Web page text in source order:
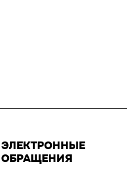
ЭЛЕКТРОННЫЕ
ОБРАЩЕНИЯ